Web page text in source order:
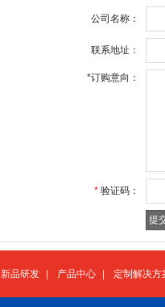
公司名称：
联系地址：
*订购意向：
* 验证码：
新品研发 产品中心 定制解决方